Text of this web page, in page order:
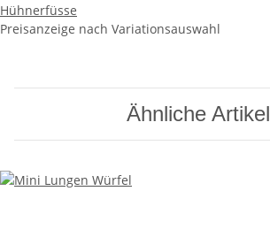
Hühnerfüsse
Preisanzeige nach Variationsauswahl
Ähnliche Artikel